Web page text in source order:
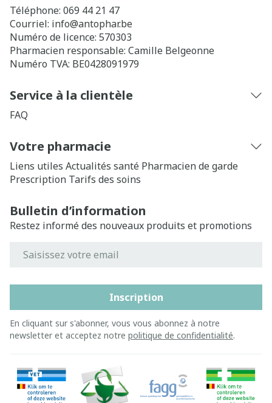
Téléphone: 069 44 21 47
Courriel: info@antophar.be
Numéro de licence: 570303
Pharmacien responsable: Camille Belgeonne
Numéro TVA: BE0428091979
Service à la clientèle
FAQ
Votre pharmacie
Liens utiles Actualités santé Pharmacien de garde
Prescription Tarifs des soins
Bulletin d’information
Restez informé des nouveaux produits et promotions
Inscription
En cliquant sur s'abonner, vous vous abonnez à notre
newsletter et acceptez notre politique de confidentialité.